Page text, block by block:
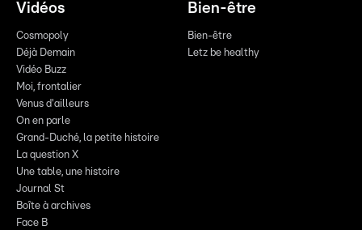
Vidéos
Cosmopoly
Déjà Demain
Vidéo Buzz
Moi, frontalier
Venus d'ailleurs
On en parle
Grand-Duché, la petite histoire
La question X
Une table, une histoire
Journal St
Boîte à archives
Face B
Bien-être
Bien-être
Letz be healthy